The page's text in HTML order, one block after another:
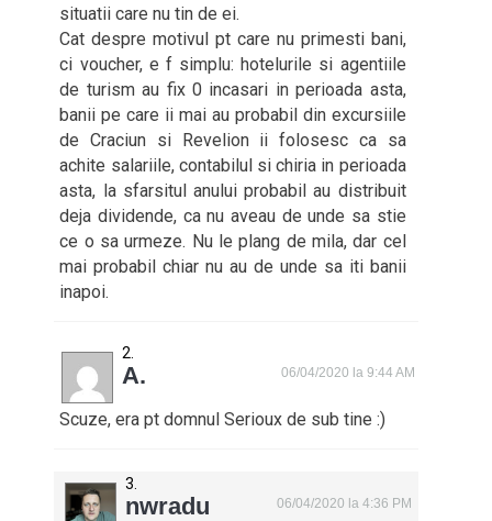
situatii care nu tin de ei.
Cat despre motivul pt care nu primesti bani,
ci voucher, e f simplu: hotelurile si agentiile
de turism au fix 0 incasari in perioada asta,
banii pe care ii mai au probabil din excursiile
de Craciun si Revelion ii folosesc ca sa
achite salariile, contabilul si chiria in perioada
asta, la sfarsitul anului probabil au distribuit
deja dividende, ca nu aveau de unde sa stie
ce o sa urmeze. Nu le plang de mila, dar cel
mai probabil chiar nu au de unde sa iti banii
inapoi.
A. 06/04/2020 la 9:44 AM
Scuze, era pt domnul Serioux de sub tine :)
nwradu 06/04/2020 la 4:36 PM